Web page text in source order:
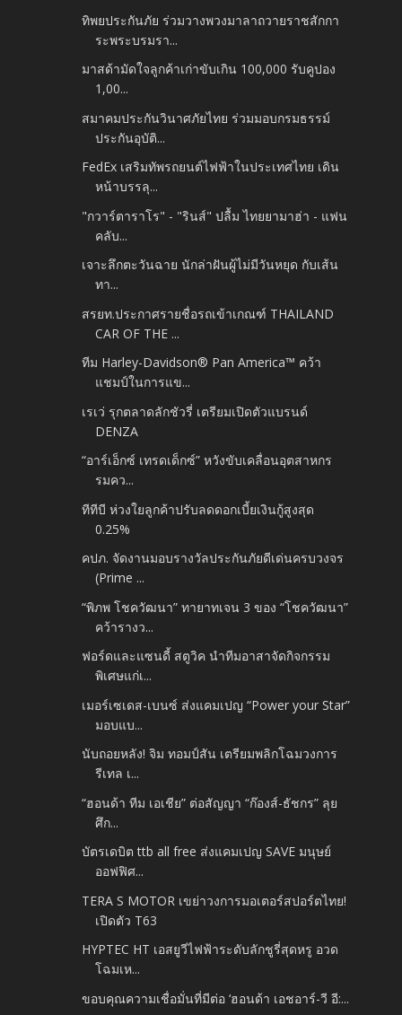
ทิพยประกันภัย ร่วมวางพวงมาลาถวายราชสักกา
ระพระบรมรา...
มาสด้ามัดใจลูกค้าเก่าขับเกิน 100,000 รับคูปอง
1,00...
สมาคมประกันวินาศภัยไทย ร่วมมอบกรมธรรม์
ประกันอุบัติ...
FedEx เสริมทัพรถยนต์ไฟฟ้าในประเทศไทย เดิน
หน้าบรรลุ...
"กวาร์ตาราโร" - "รินส์" ปลื้ม ไทยยามาฮ่า - แฟน
คลับ...
เจาะลึกตะวันฉาย นักล่าฝันผู้ไม่มีวันหยุด กับเส้น
ทา...
สรยท.ประกาศรายชื่อรถเข้าเกณฑ์ THAILAND
CAR OF THE ...
ทีม Harley-Davidson® Pan America™ คว้า
แชมป์ในการแข...
เรเว่ รุกตลาดลักชัวรี่ เตรียมเปิดตัวแบรนด์
DENZA
“อาร์เอ็กซ์ เทรดเด็กซ์” หวังขับเคลื่อนอุตสาหกร
รมคว...
ทีทีบี ห่วงใยลูกค้าปรับลดดอกเบี้ยเงินกู้สูงสุด
0.25%
คปภ. จัดงานมอบรางวัลประกันภัยดีเด่นครบวงจร
(Prime ...
“พิภพ โชควัฒนา” ทายาทเจน 3 ของ “โชควัฒนา”
คว้ารางว...
ฟอร์ดและแซนดี้ สตูวิค นำทีมอาสาจัดกิจกรรม
พิเศษแก่เ...
เมอร์เซเดส-เบนซ์ ส่งแคมเปญ “Power your Star”
มอบแบ...
นับถอยหลัง! จิม ทอมป์สัน เตรียมพลิกโฉมวงการ
รีเทล เ...
“ฮอนด้า ทีม เอเชีย” ต่อสัญญา “ก๊องส์-ธัชกร” ลุย
ศึก...
บัตรเดบิต ttb all free ส่งแคมเปญ SAVE มนุษย์
ออฟฟิศ...
TERA S MOTOR เขย่าวงการมอเตอร์สปอร์ตไทย!
เปิดตัว T63
HYPTEC HT เอสยูวีไฟฟ้าระดับลักชูรี่สุดหรู อวด
โฉมเห...
ขอบคุณความเชื่อมั่นที่มีต่อ ‘ฮอนด้า เอชอาร์-วี อี:...